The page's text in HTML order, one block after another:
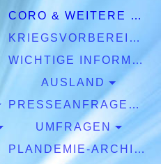
CORO & WEITERE PANDEMIEN
KRIEGSVORBEREITUNGEN
WICHTIGE INFORMATIONEN
AUSLAND
PRESSEANFRAGEN & EXPERTISEN
UMFRAGEN
PLANDEMIE-ARCHIV